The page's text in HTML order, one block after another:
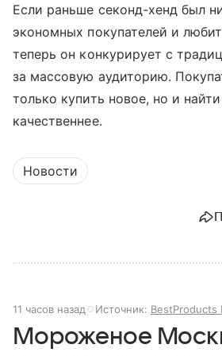
Если раньше секонд-хенд был
экономных покупателей и
теперь он конкурирует с
за массовую аудиторию.
только купить новое, но и
качественнее.
Новости
11 часов назад Источник: BestProducts
Мороженое